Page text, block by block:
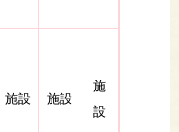
施設 施設
施
設